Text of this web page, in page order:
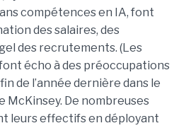
compétences en IA, font
des salaires, des
des recrutements. (Les
écho à des préoccupations
de l’année dernière dans le
McKinsey. De nombreuses
leurs effectifs en déployant